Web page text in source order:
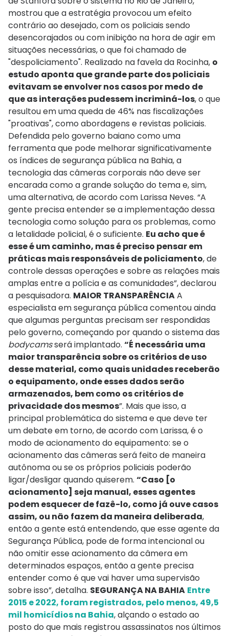
mostrou que a estratégia provocou um efeito
contrário ao desejado, com os policiais sendo
desencorajados ou com inibição na hora de agir em
situações necessárias, o que foi chamado de
"despoliciamento". Realizado na favela da Rocinha, o
estudo aponta que grande parte dos policiais
evitavam se envolver nos casos por medo de
que as interações pudessem incriminá-los, o que
resultou em uma queda de 46% nas fiscalizações
"proativas", como abordagens e revistas policiais.
Defendida pelo governo baiano como uma
ferramenta que pode melhorar significativamente
os índices de segurança pública na Bahia, a
tecnologia das câmeras corporais não deve ser
encarada como a grande solução do tema e, sim,
uma alternativa, de acordo com Larissa Neves. “A
gente precisa entender se a implementação dessa
tecnologia como solução para os problemas, como
a letalidade policial, é o suficiente. Eu acho que é
esse é um caminho, mas é preciso pensar em
práticas mais responsáveis de policiamento, de
controle dessas operações e sobre as relações mais
amplas entre a polícia e as comunidades”, declarou
a pesquisadora. MAIOR TRANSPARÊNCIAA
especialista em segurança pública comentou ainda
que algumas perguntas precisam ser respondidas
pelo governo, começando por quando o sistema das
bodycamsserá implantado. “É necessária uma
maior transparência sobre os critérios de uso
desse material, como quais unidades receberão
o equipamento, onde esses dados serão
armazenados, bem como os critérios de
privacidade dos mesmos”. Mais que isso, a
principal problemática do sistema e que deve ter
um debate em torno, de acordo com Larissa, é o
modo de acionamento do equipamento: se o
acionamento das câmeras será feito de maneira
autônoma ou se os próprios policiais poderão
ligar/desligar quando quiserem. “Caso [o
acionamento] seja manual, esses agentes
podem esquecer de fazê-lo, como já ouve casos
assim, ou não fazem da maneira deliberada,
então a gente está entendendo, que esse agente da
Segurança Pública, pode de forma intencional ou
não omitir esse acionamento da câmera em
determinados espaços, então a gente precisa
entender como é que vai haver uma supervisão
sobre isso”, detalha. SEGURANÇA NA BAHIA Entre
2015 e 2022, foram registrados, pelo menos, 49,5
mil homicídios na Bahia, alçando o estado ao
posto do que mais registrou assassinatos nos últimos